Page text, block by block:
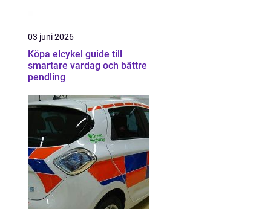
03 juni 2026
Köpa elcykel guide till
smartare vardag och bättre
pendling